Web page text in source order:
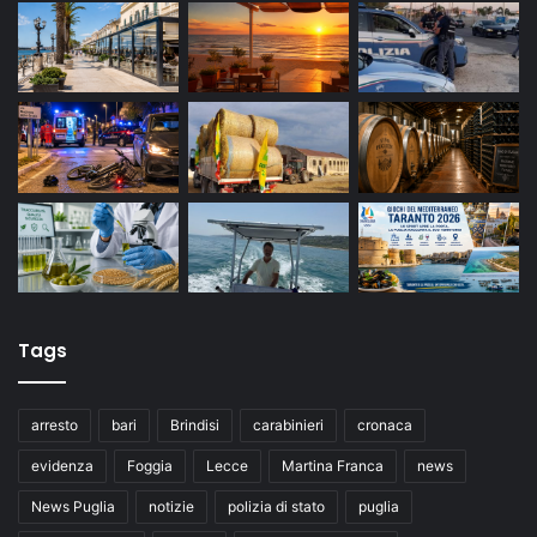
Tags
arresto bari Brindisi carabinieri cronaca
evidenza Foggia Lecce Martina Franca news
News Puglia notizie polizia di stato puglia